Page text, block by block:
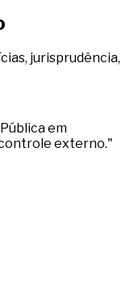
jurisprudência,
em
externo."